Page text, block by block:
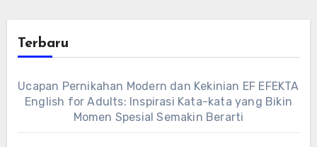
Terbaru
Ucapan Pernikahan Modern dan Kekinian EF EFEKTA
English for Adults: Inspirasi Kata-kata yang Bikin
Momen Spesial Semakin Berarti